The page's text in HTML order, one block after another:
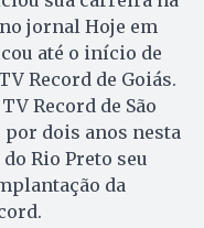
jornal Hoje em
até o início de
Record de Goiás.
Record de São
por dois anos nesta
Rio Preto seu
da